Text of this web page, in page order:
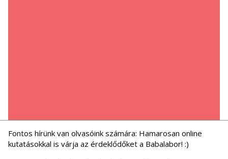
Fontos hírünk van olvasóink számára: Hamarosan online
kutatásokkal is várja az érdeklődőket a Babalabor! :)